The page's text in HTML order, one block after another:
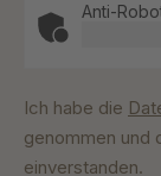
Anti-
Ich habe die
genommen und
einverstanden.